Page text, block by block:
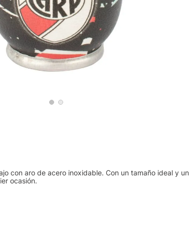
con aro de acero inoxidable. Con un tamaño ideal y un
ocasión.